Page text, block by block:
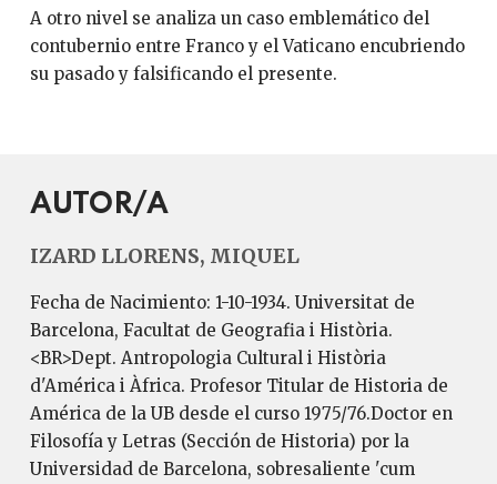
A otro nivel se analiza un caso emblemático del
contubernio entre Franco y el Vaticano encubriendo
su pasado y falsificando el presente.
AUTOR/A
IZARD LLORENS, MIQUEL
Fecha de Nacimiento: 1-10-1934. Universitat de
Barcelona, Facultat de Geografia i Història.
<BR>Dept. Antropologia Cultural i Història
d'América i Àfrica. Profesor Titular de Historia de
América de la UB desde el curso 1975/76.Doctor en
Filosofía y Letras (Sección de Historia) por la
Universidad de Barcelona, sobresaliente 'cum